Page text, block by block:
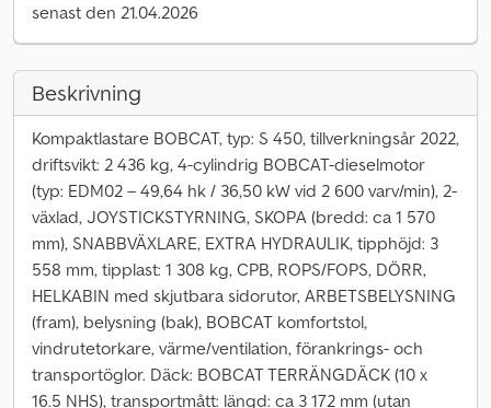
senast den 21.04.2026
Beskrivning
Kompaktlastare BOBCAT, typ: S 450, tillverkningsår 2022,
driftsvikt: 2 436 kg, 4-cylindrig BOBCAT-dieselmotor
(typ: EDM02 – 49,64 hk / 36,50 kW vid 2 600 varv/min), 2-
växlad, JOYSTICKSTYRNING, SKOPA (bredd: ca 1 570
mm), SNABBVÄXLARE, EXTRA HYDRAULIK, tipphöjd: 3
558 mm, tipplast: 1 308 kg, CPB, ROPS/FOPS, DÖRR,
HELKABIN med skjutbara sidorutor, ARBETSBELYSNING
(fram), belysning (bak), BOBCAT komfortstol,
vindrutetorkare, värme/ventilation, förankrings- och
transportöglor. Däck: BOBCAT TERRÄNGDÄCK (10 x
16.5 NHS), transportmått: längd: ca 3 172 mm (utan